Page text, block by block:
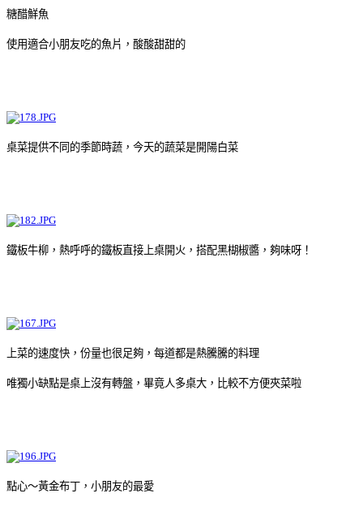
糖醋鮮魚
使用適合小朋友吃的魚片，酸酸甜甜的
桌菜提供不同的季節時蔬，今天的蔬菜是開陽白菜
鐵板牛柳，熱呼呼的鐵板直接上桌開火，搭配黑楜椒醬，夠味呀！
上菜的速度快，份量也很足夠，每道都是熱騰騰的料理
唯獨小缺點是桌上沒有轉盤，畢竟人多桌大，比較不方便夾菜啦
點心～黃金布丁，小朋友的最愛